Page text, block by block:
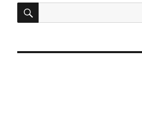
بحث